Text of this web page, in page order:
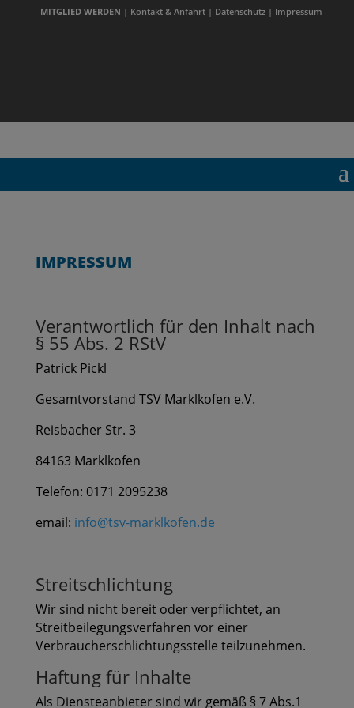
MITGLIED WERDEN | Kontakt & Anfahrt| Datenschutz| Impressum
IMPRESSUM
Verantwortlich für den Inhalt nach
§ 55 Abs. 2 RStV
Patrick Pickl
Gesamtvorstand TSV Marklkofen e.V.
Reisbacher Str. 3
84163 Marklkofen
Telefon: 0171 2095238
email: info@tsv-marklkofen.de
Streitschlichtung
Wir sind nicht bereit oder verpflichtet, an
Streitbeilegungsverfahren vor einer
Verbraucherschlichtungsstelle teilzunehmen.
Haftung für Inhalte
Als Diensteanbieter sind wir gemäß § 7 Abs.1